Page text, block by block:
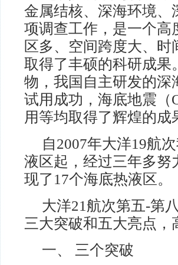
金属结核、深海环境、
项调查工作，是一个高
区多、空间跨度大、
取得了丰硕的科研成果
物，我国自主研发的深
试用成功，海底地震（
用等均取得了辉煌的
自2007年大洋19航
液区起，经过三年多努
现了17个海底热液区。
大洋21航次第五-第
三大突破和五大亮点
一、 三个突破